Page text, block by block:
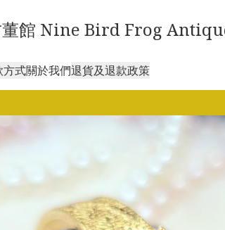
董館 Nine Bird Frog
方式關於我們退貨及退款政策